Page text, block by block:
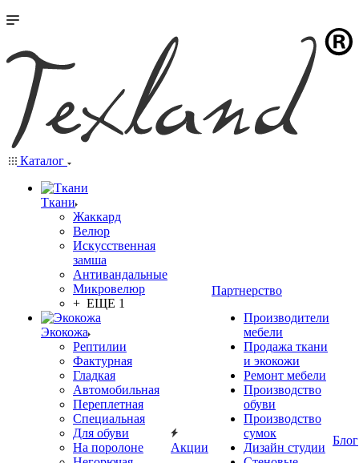
Каталог
Ткани
Жаккард
Велюр
Искусственная
замша
Антивандальные
Микровелюр
+ ЕЩЕ 1
Экокожа
Рептилии
Фактурная
Гладкая
Автомобильная
Переплетная
Специальная
Для обуви
На поролоне
Акции
Партнерство
Производители
мебели
Продажа ткани
и экокожи
Ремонт мебели
Производство
обуви
Производство
сумок
Дизайн студии
Блог